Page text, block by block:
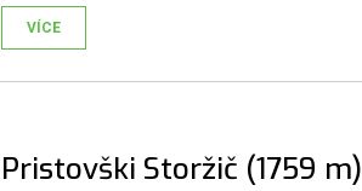
VÍCE
Pristovški Storžič (1759 m)